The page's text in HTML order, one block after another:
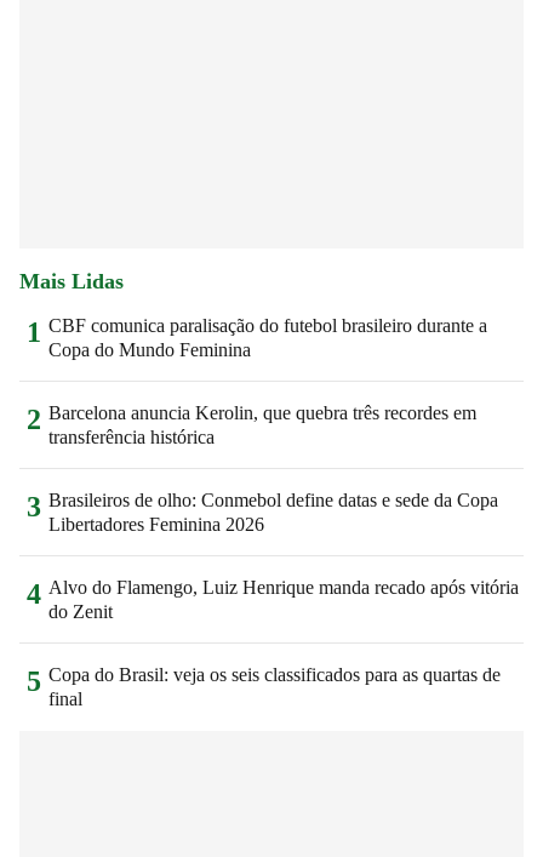
Mais Lidas
1 CBF comunica paralisação do futebol brasileiro durante a
Copa do Mundo Feminina
2 Barcelona anuncia Kerolin, que quebra três recordes em
transferência histórica
3 Brasileiros de olho: Conmebol define datas e sede da Copa
Libertadores Feminina 2026
4 Alvo do Flamengo, Luiz Henrique manda recado após vitória
do Zenit
5 Copa do Brasil: veja os seis classificados para as quartas de
final